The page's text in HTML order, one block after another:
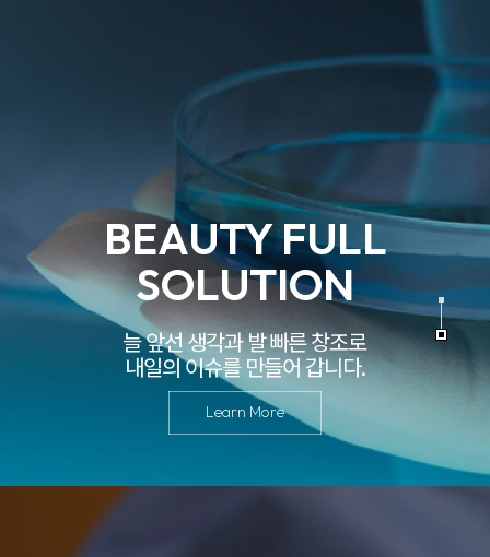
BEAUTY FULL
SOLUTION
늘 앞선 생각과 발 빠른 창조로
내일의 이슈를 만들어 갑니다.
Learn More